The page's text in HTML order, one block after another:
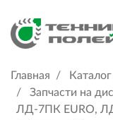
Главная
Запчасти на
ЛД-7ПК EURO,